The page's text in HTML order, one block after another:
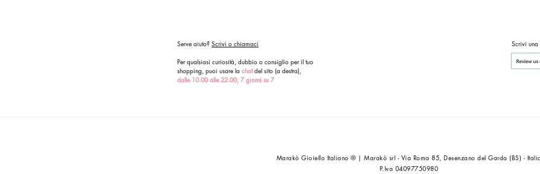
Serve aiuto? Scrivi o chiamaci
Per qualsiasi curiosità, dubbio o consiglio per il tuo
shopping, puoi usare la chatdel sito (a destra),
dalle 10.00 alle 22.00, 7 giorni su 7
Scrivi una
Marakò Gioiello Italiano ® | Marakò srl - Via Roma 85, Desenzano del Garda (BS) -
P.Iva 04097750980